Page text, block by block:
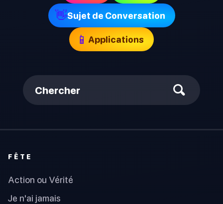
👋Sujet de Conversation
📱 Applications
Chercher
FÊTE
Action ou Vérité
Je n'ai jamais